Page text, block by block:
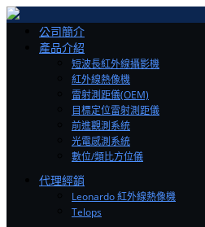
Toggle
navigation
公司簡介
產品介紹
短波長紅外線攝影機
紅外線熱像機
雷射測距儀(OEM)
目標定位雷射測距儀
前進觀測系統
光電感測系統
數位/類比方位儀
代理經銷
Leonardo 紅外線熱像機
Telops